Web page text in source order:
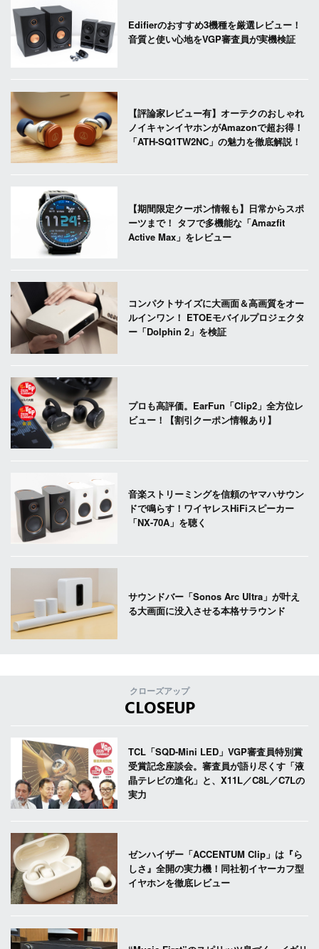
Edifierのおすすめ3機種を厳選レビュー！
音質と使い心地をVGP審査員が実機検証
【評論家レビュー有】オーテクのおしゃれ
ノイキャンイヤホンがAmazonで超お得！
「ATH-SQ1TW2NC」の魅力を徹底解説！
【期間限定クーポン情報も】日常からスポ
ーツまで！ タフで多機能な「Amazfit
Active Max」をレビュー
コンパクトサイズに大画面＆高画質をオー
ルインワン！ ETOEモバイルプロジェクタ
ー「Dolphin 2」を検証
プロも高評価。EarFun「Clip2」全方位レ
ビュー！【割引クーポン情報あり】
音楽ストリーミングを信頼のヤマハサウン
ドで鳴らす！ワイヤレスHiFiスピーカー
「NX-70A」を聴く
サウンドバー「Sonos Arc Ultra」が叶え
る大画面に没入させる本格サラウンド
クローズアップ
CLOSEUP
TCL「SQD-Mini LED」VGP審査員特別賞
受賞記念座談会。審査員が語り尽くす「液
晶テレビの進化」と、X11L／C8L／C7Lの
実力
ゼンハイザー「ACCENTUM Clip」は『ら
しさ』全開の実力機！同社初イヤーカフ型
イヤホンを徹底レビュー